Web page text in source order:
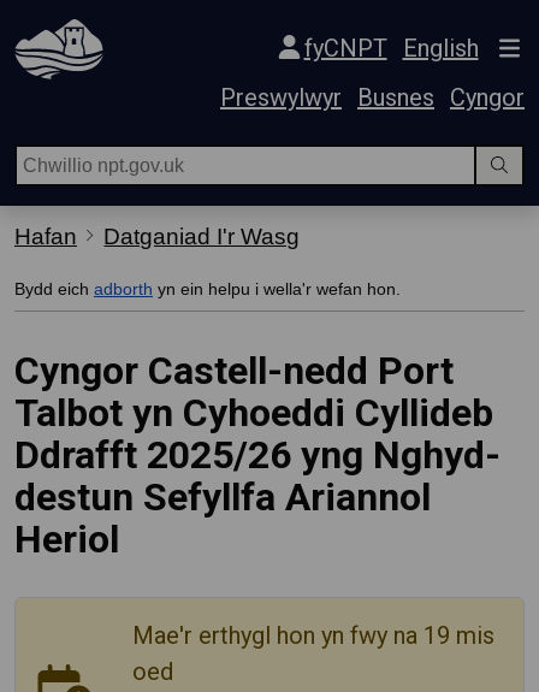
Hepgor gwe-lywio
fyCNPT
English
Preswylwyr
Busnes Cyngor
Hafan Datganiad I'r Wasg
Bydd eich adborth yn ein helpu i wella'r wefan hon.
Cyngor Castell-nedd Port
Talbot yn Cyhoeddi Cyllideb
Ddrafft 2025/26 yng Nghyd-
destun Sefyllfa Ariannol
Heriol
Mae'r erthygl hon yn fwy na 19 mis
oed